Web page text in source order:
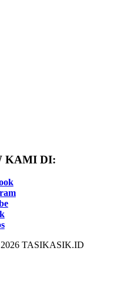
KAMI DI:
TASIKASIK.ID